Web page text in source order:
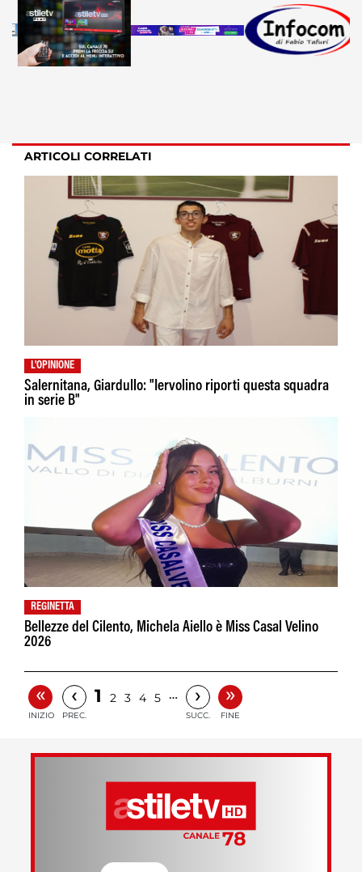
ARTICOLI CORRELATI
L'OPINIONE
Salernitana, Giardullo: "Iervolino riporti questa squadra
in serie B"
REGINETTA
Bellezze del Cilento, Michela Aiello è Miss Casal Velino
2026
«
INIZIO
‹
PREC.
1 2 3 4 5 … ›
SUCC.
»
FINE